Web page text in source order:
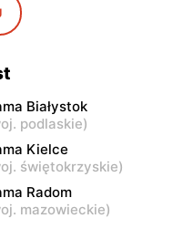
ul. Rynek 9
ul. Główna 62
ul. Przemysłowa
Białystok
podlaskie)
Kielce
świętokrzyskie)
Radom
mazowieckie)